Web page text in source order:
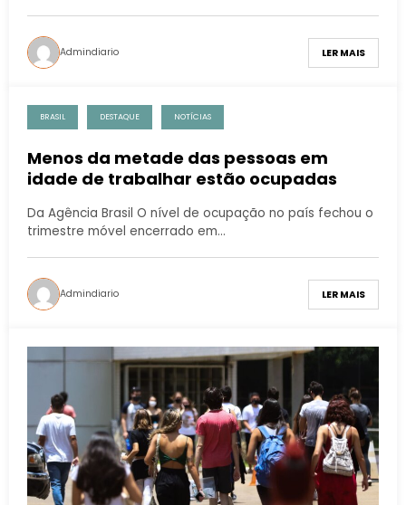
Admindiario LER MAIS
BRASIL DESTAQUE NOTÍCIAS
Menos da metade das pessoas em
idade de trabalhar estão ocupadas
Da Agência Brasil O nível de ocupação no país fechou o
trimestre móvel encerrado em…
Admindiario LER MAIS